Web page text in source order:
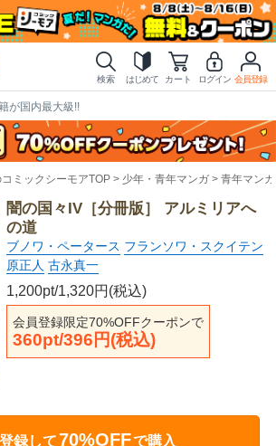
検索 はじめて カート ログイン 会員登録
が国内最大級!!
ミックシーモアTOP 少年・青年マンガ 青年マンガ
闇の国々IV［分冊版］ アルミリアへ
の道
ブノワ・ペータース フランソワ・スクイテン
原正人 古永真一
1,200pt/1,320円(税込)
会員登録限定70%OFFクーポンで
360pt/396円(税込)
録して70%OFFで購入